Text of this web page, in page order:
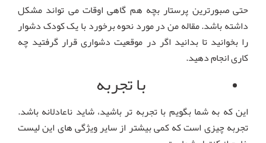
حتی صبورترین پرستار بچه هم گاهی اوقات می تواند مشکل
داشته باشد. مقاله من در مورد نحوه برخورد با یک کودک دشوار
را بخوانید تا بدانید اگر در موقعیت دشواری قرار گرفتید چه
کاری انجام دهید.
با تجربه
این که به شما بگویم با تجربه تر باشید، شاید ناعادلانه باشد.
تجربه چیزی است که کمی بیشتر از سایر ویژگی های این لیست